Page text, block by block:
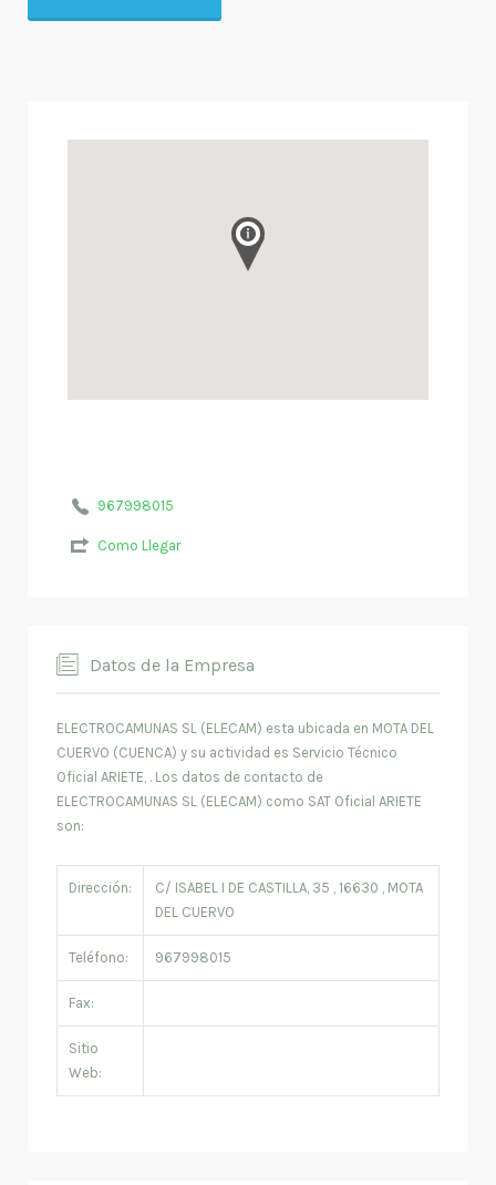
967998015
Como Llegar
Datos de la Empresa
ELECTROCAMUNAS SL (ELECAM) esta ubicada en MOTA DEL
CUERVO (CUENCA) y su actividad es Servicio Técnico
Oficial ARIETE, . Los datos de contacto de
ELECTROCAMUNAS SL (ELECAM) como SAT Oficial ARIETE
son:
Dirección:
C/ ISABEL I DE CASTILLA, 35 , 16630 , MOTA
DEL CUERVO
Teléfono: 967998015
Fax:
Sitio
Web: